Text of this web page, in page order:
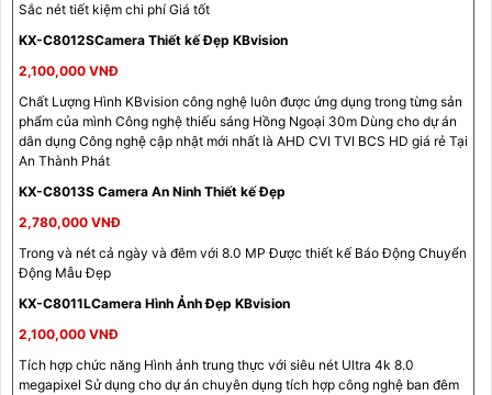
Sắc nét tiết kiệm chi phí Giá tốt
KX-C8012SCamera Thiết kế Đẹp KBvision
2,100,000 VNĐ
Chất Lượng Hình KBvision công nghệ luôn được ứng dụng trong từng sản
phẩm của mình Công nghệ thiếu sáng Hồng Ngoại 30m Dùng cho dự án
dân dụng Công nghệ cập nhật mới nhất là AHD CVI TVI BCS HD giá rẻ Tại
An Thành Phát
KX-C8013S Camera An Ninh Thiết kế Đẹp
2,780,000 VNĐ
Trong và nét cả ngày và đêm với 8.0 MP Được thiết kế Báo Động Chuyển
Động Mẫu Đẹp
KX-C8011LCamera Hình Ảnh Đẹp KBvision
2,100,000 VNĐ
Tích hợp chức năng Hình ảnh trung thực với siêu nét Ultra 4k 8.0
megapixel Sử dụng cho dự án chuyên dụng tích hợp công nghệ ban đêm